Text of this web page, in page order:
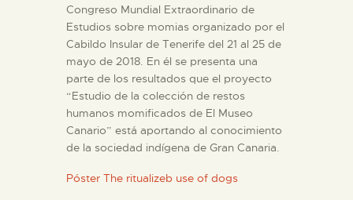
Congreso Mundial Extraordinario de
Estudios sobre momias organizado por el
Cabildo Insular de Tenerife del 21 al 25 de
mayo de 2018. En él se presenta una
parte de los resultados que el proyecto
“Estudio de la colección de restos
humanos momificados de El Museo
Canario” está aportando al conocimiento
de la sociedad indígena de Gran Canaria.
Póster The ritualizeb use of dogs